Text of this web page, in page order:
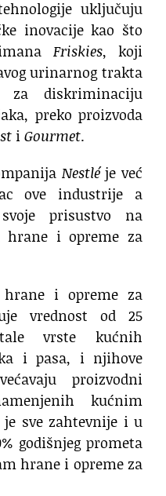
uključuju
inovacije kao što
Friskies, koji
urinarnog trakta
diskriminaciju
preko proizvoda
iGourmet.
Nestléje već
ove industrije a
prisustvo na
hrane i opreme za
hrane i opreme za
vrednost od 25
vrste kućnih
i pasa, i njihove
proizvodni
kućnim
sve zahtevnije i u
godišnjeg prometa
hrane i opreme za